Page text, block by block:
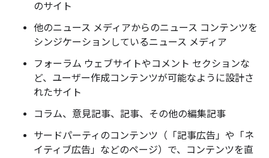
のサイト
他のニュース メディアからのニュース コンテンツを
シンジケーションしているニュース メディア
フォーラム ウェブサイトやコメント セクションな
ど、ユーザー作成コンテンツが可能なように設計さ
れたサイト
コラム、意見記事、記事、その他の編集記事
サードパーティのコンテンツ（「記事広告」や「ネ
イティブ広告」などのページ）で、コンテンツを直